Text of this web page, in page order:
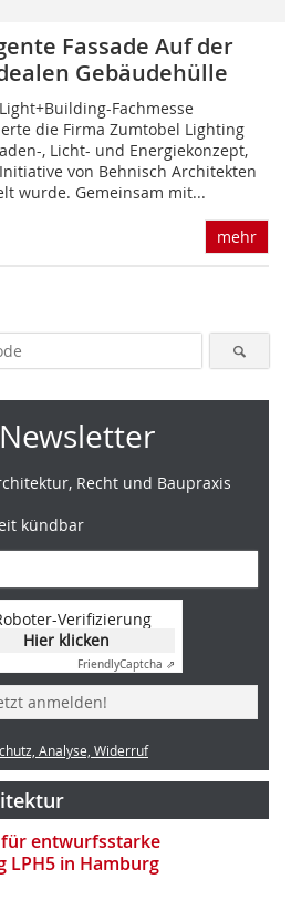
Fassade Auf der
Gebäudehülle
Fachmesse
die Firma Zumtobel Lighting
, Licht- und Energiekonzept,
von Behnisch Architekten
wurde. Gemeinsam mit...
mehr
Recht und Baupraxis
kündbar
Verifizierung
Hier klicken
FriendlyCaptcha ⇗
anmelden!
Analyse, Widerruf
entwurfsstarke
LPH5 in Hamburg